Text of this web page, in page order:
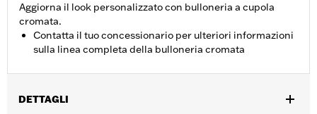
Aggiorna il look personalizzato con bulloneria a cupola
cromata.
Contatta il tuo concessionario per ulteriori informazioni
sulla linea completa della bulloneria cromata
DETTAGLI